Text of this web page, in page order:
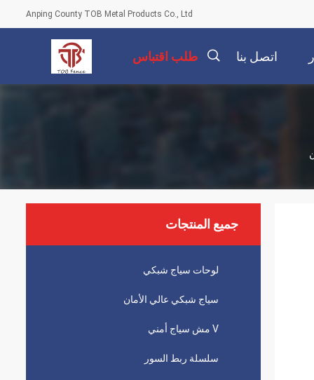
Anping County TOB Metal Products Co., Ltd
اتصل بنا طلب اقتباس
جميع المنتجات
لوحات سياج شبكي
سياج شبكي عالي الأمان
V مش سياج أمني
سلسلة ربط السور